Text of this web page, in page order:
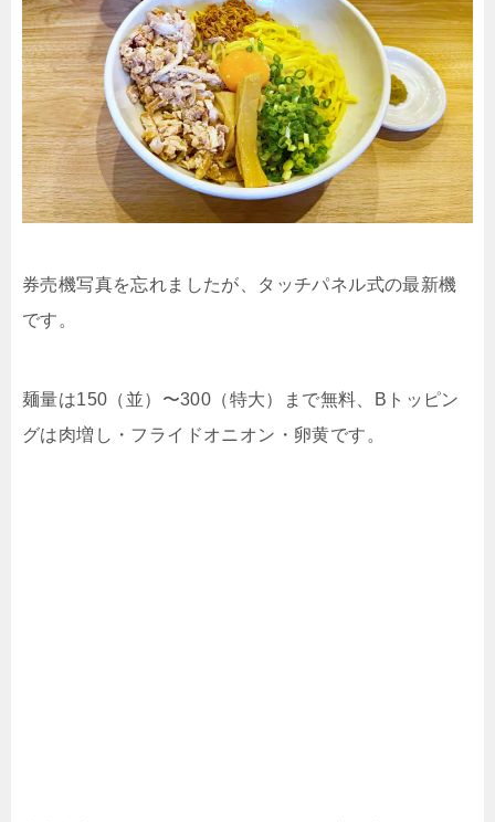
券売機写真を忘れましたが、タッチパネル式の最新機
です。
麺量は150（並）〜300（特大）まで無料、Bトッピン
グは肉増し・フライドオニオン・卵黄です。